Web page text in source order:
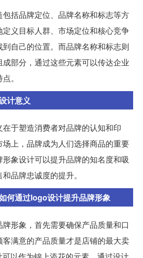
括品牌定位、品牌名称和标志等方
义目标人群、市场定位和核心竞争
自己的位置。而品牌名称和标志则
部分，通过这些元素可以传达企业
。
计意义
于塑造消费者对品牌的认知和印
上，品牌成为人们选择商品的重要
象设计可以提升品牌的知名度和吸
品牌忠诚度的提升。
何通过logo设计提升品牌形象
形象，首先需要确保产品质量和口
满意的产品质量才是店铺的最大卖